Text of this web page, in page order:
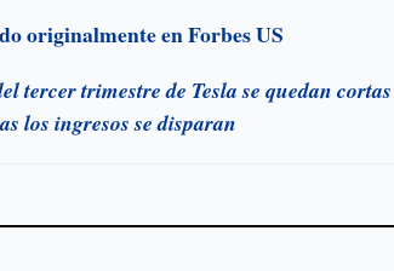
originalmente en Forbes US
tercer trimestre de Tesla se quedan cortas
los ingresos se disparan